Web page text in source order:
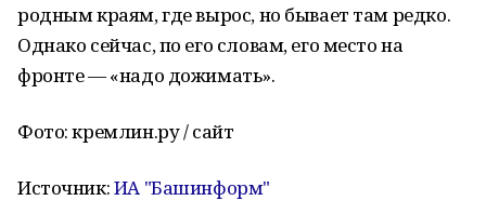
родным краям, где вырос, но бывает там редко.
Однако сейчас, по его словам, его место на
фронте — «надо дожимать».
Фото: кремлин.ру / сайт
Источник:ИА "Башинформ"